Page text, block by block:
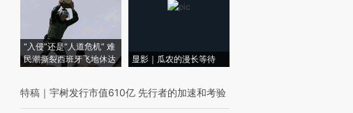
“入侵”还是“人道危机” 难
民潮撕裂西班牙飞地休达
显影｜瓜农的漫长等待
特稿 ｜ 宇树发行市值610亿 先行者的加速和考验